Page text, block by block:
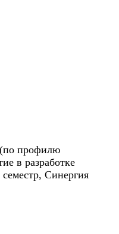
(по профилю
в разработке
Синергия